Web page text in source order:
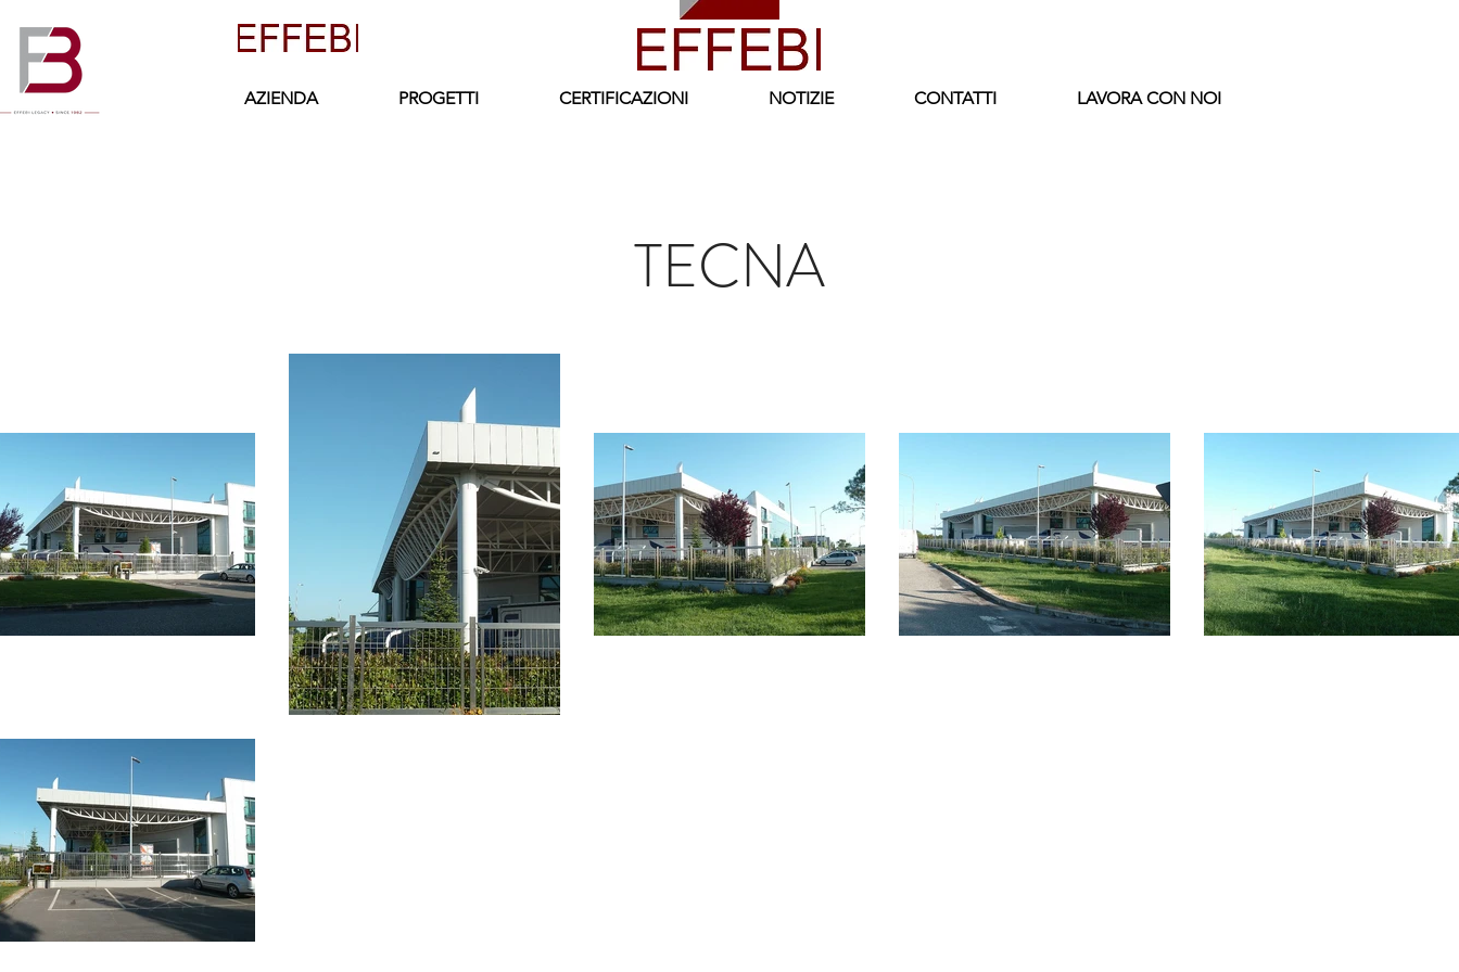
AZIENDA PROGETTI CERTIFICAZIONI NOTIZIE CONTATTI LAVORA CON NOI
TECNA